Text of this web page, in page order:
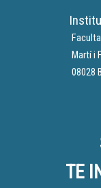
Martí i
08028
TE